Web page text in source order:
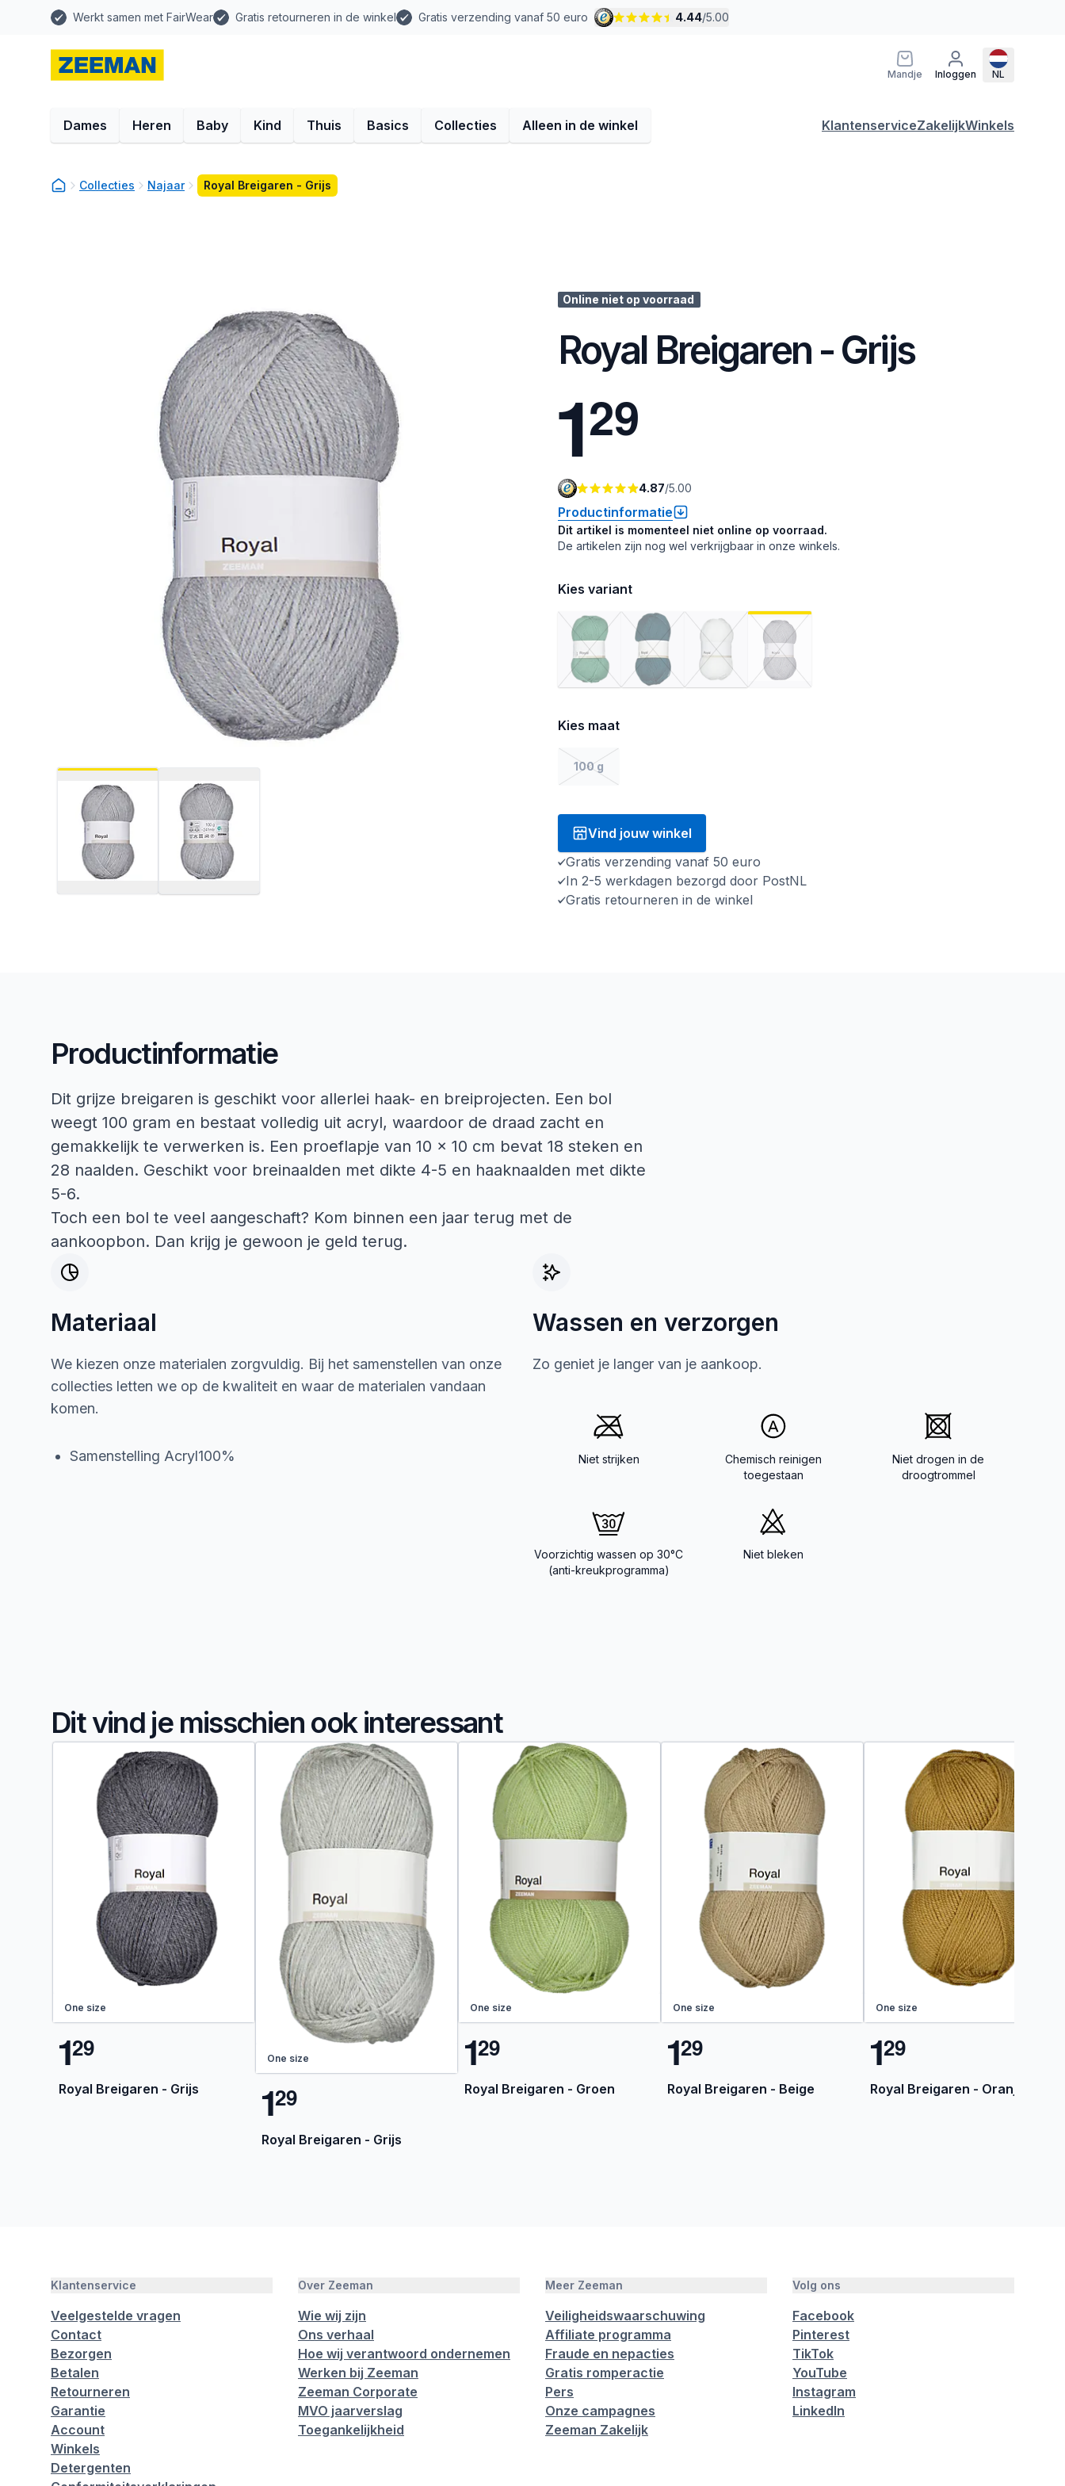
Werkt samen met FairWear Gratis retourneren in de winkel Gratis verzending vanaf 50 euro 4.44/5.00
Mandje Inloggen NL
Dames Heren Baby Kind Thuis Basics Collecties Alleen in de winkel KlantenserviceZakelijkWinkels
Collecties Najaar Royal Breigaren - Grijs
Online niet op voorraad
Royal Breigaren - Grijs
129
4.87/5.00
Productinformatie
Dit artikel is momenteel niet online op voorraad.
De artikelen zijn nog wel verkrijgbaar in onze winkels.
Kies variant
Kies maat
100 g
Vind jouw winkel
Gratis verzending vanaf 50 euro
In 2-5 werkdagen bezorgd door PostNL
Gratis retourneren in de winkel
Productinformatie
Dit grijze breigaren is geschikt voor allerlei haak- en breiprojecten. Een bol
weegt 100 gram en bestaat volledig uit acryl, waardoor de draad zacht en
gemakkelijk te verwerken is. Een proeflapje van 10 x 10 cm bevat 18 steken en
28 naalden. Geschikt voor breinaalden met dikte 4-5 en haaknaalden met dikte
5-6.
Toch een bol te veel aangeschaft? Kom binnen een jaar terug met de
aankoopbon. Dan krijg je gewoon je geld terug.
Materiaal
We kiezen onze materialen zorgvuldig. Bij het samenstellen van onze
collecties letten we op de kwaliteit en waar de materialen vandaan
komen.
Samenstelling Acryl100%
Wassen en verzorgen
Zo geniet je langer van je aankoop.
Niet strijken
Chemisch reinigen
toegestaan
Niet drogen in de
droogtrommel
Voorzichtig wassen op 30°C
(anti-kreukprogramma)
Niet bleken
Dit vind je misschien ook interessant
One size
129
Royal Breigaren - Grijs
One size
129
Royal Breigaren - Grijs
One size
129
Royal Breigaren - Groen
One size
129
Royal Breigaren - Beige
One size
129
Royal Breigaren - Oranje
Klantenservice
Veelgestelde vragen
Contact
Bezorgen
Betalen
Retourneren
Garantie
Account
Winkels
Detergenten
Over Zeeman
Wie wij zijn
Ons verhaal
Hoe wij verantwoord ondernemen
Werken bij Zeeman
Zeeman Corporate
MVO jaarverslag
Toegankelijkheid
Meer Zeeman
Veiligheidswaarschuwing
Affiliate programma
Fraude en nepacties
Gratis romperactie
Pers
Onze campagnes
Zeeman Zakelijk
Volg ons
Facebook
Pinterest
TikTok
YouTube
Instagram
LinkedIn